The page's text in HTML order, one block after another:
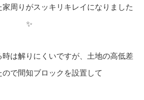
周りがスッキリキレイになりました
✨
は解りにくいですが、土地の高低差
ので間知ブロックを設置して